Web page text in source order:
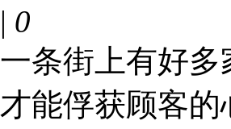
| 0
一条街上有好
才能俘获顾客